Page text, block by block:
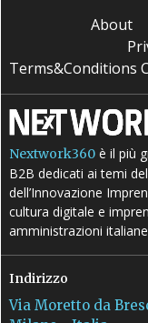
About
Terms&Conditions
Nextwork360 è il più
B2B dedicati ai temi
dell’Innovazione
cultura digitale e
amministrazioni
Indirizzo
Via Moretto da